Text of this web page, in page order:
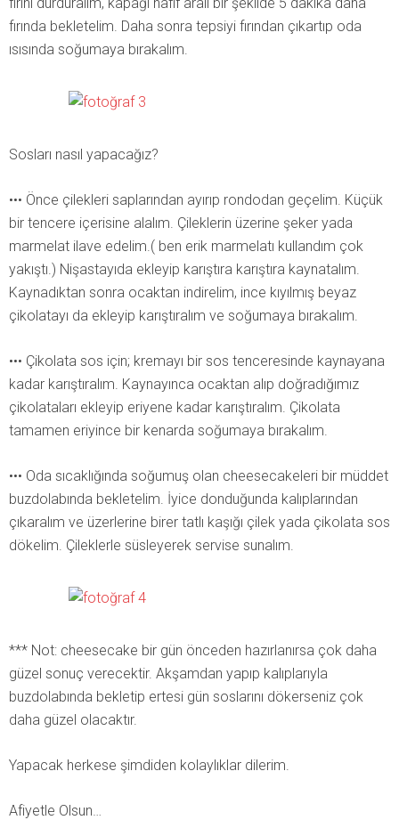
fırında bekletelim. Daha sonra tepsiyi fırından çıkartıp oda
ısısında soğumaya bırakalım.
Sosları nasıl yapacağız?
••• Önce çilekleri saplarından ayırıp rondodan geçelim. Küçük
bir tencere içerisine alalım. Çileklerin üzerine şeker yada
marmelat ilave edelim.( ben erik marmelatı kullandım çok
yakıştı.) Nişastayıda ekleyip karıştıra karıştıra kaynatalım.
Kaynadıktan sonra ocaktan indirelim, ince kıyılmış beyaz
çikolatayı da ekleyip karıştıralım ve soğumaya bırakalım.
••• Çikolata sos için; kremayı bir sos tenceresinde kaynayana
kadar karıştıralım. Kaynayınca ocaktan alıp doğradığımız
çikolataları ekleyip eriyene kadar karıştıralım. Çikolata
tamamen eriyince bir kenarda soğumaya bırakalım.
••• Oda sıcaklığında soğumuş olan cheesecakeleri bir müddet
buzdolabında bekletelim. İyice donduğunda kalıplarından
çıkaralım ve üzerlerine birer tatlı kaşığı çilek yada çikolata sos
dökelim. Çileklerle süsleyerek servise sunalım.
*** Not: cheesecake bir gün önceden hazırlanırsa çok daha
güzel sonuç verecektir. Akşamdan yapıp kalıplarıyla
buzdolabında bekletip ertesi gün soslarını dökerseniz çok
daha güzel olacaktır.
Yapacak herkese şimdiden kolaylıklar dilerim.
Afiyetle Olsun…